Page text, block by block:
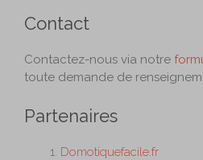
Contact
Contactez-nous via notre
toute demande de
Partenaires
Domotiquefacile.fr